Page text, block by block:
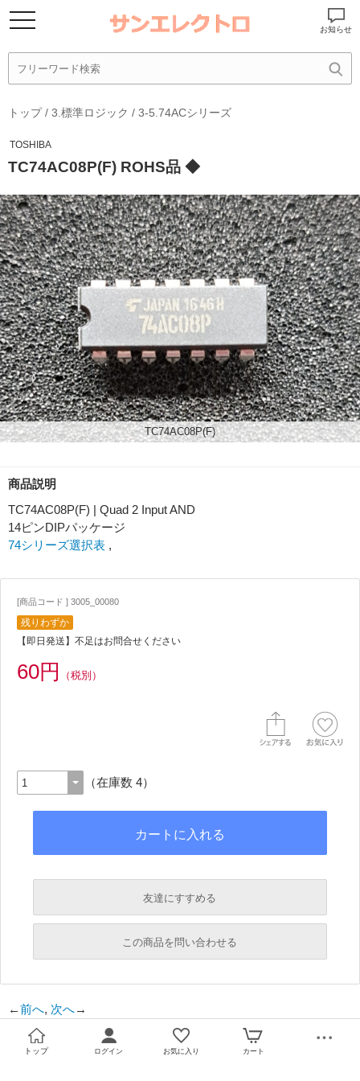
お知らせ
トップ/ 3.標準ロジック / 3-5.74ACシリーズ
TOSHIBA
TC74AC08P(F) ROHS品 ◆
TC74AC08P(F)
商品説明
TC74AC08P(F) | Quad 2 Input AND
14ピンDIPパッケージ
74シリーズ選択表 ,
[商品コード ] 3005_00080
残りわずか
【即日発送】不足はお問合せください
60円 （税別）
（在庫数 4）
友達にすすめる
必須
この商品を問い合わせる
必須
←前へ, 次へ→
トップ ログイン お気に入り カート